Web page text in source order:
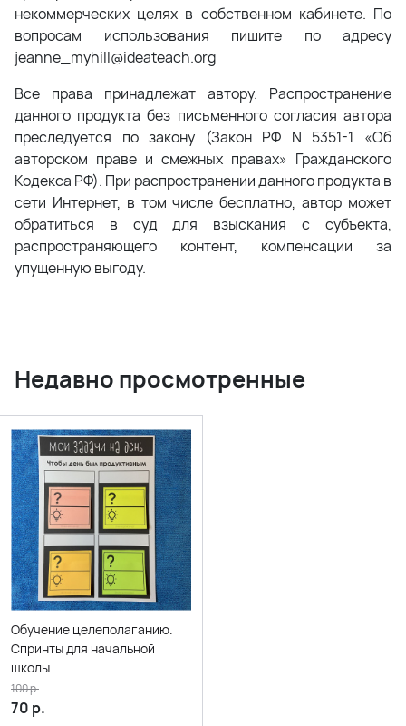
некоммерческих целях в собственном кабинете. По
вопросам использования пишите по адресу
jeanne_myhill@ideateach.org
Все права принадлежат автору. Распространение
данного продукта без письменного согласия автора
преследуется по закону (Закон РФ N 5351-1 «Об
авторском праве и смежных правах» Гражданского
Кодекса РФ). При распространении данного продукта в
сети Интернет, в том числе бесплатно, автор может
обратиться в суд для взыскания с субъекта,
распространяющего контент, компенсации за
упущенную выгоду.
Недавно просмотренные
Обучение целеполаганию.
Спринты для начальной
школы
70 р.
100р.